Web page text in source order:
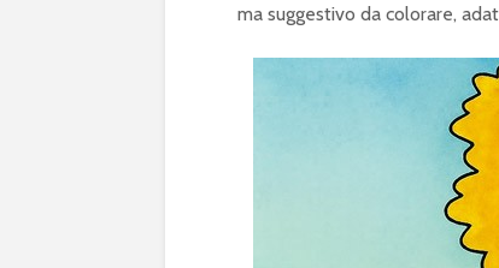
ma suggestivo da colorare,